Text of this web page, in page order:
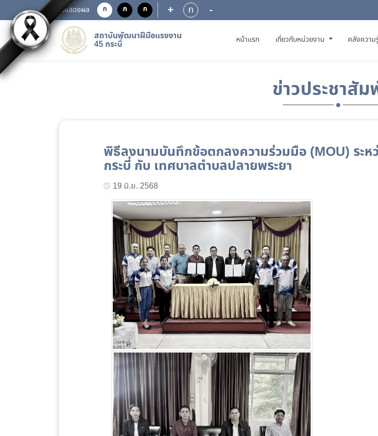
การแสดงผล ก ก ก + ก -
สถาบันพัฒนาฝีมือแรงงาน
45 กระบี่ หน้าแรก(CURRENT)
เกี่ยวกับหน่วยงาน คลังความ
ข่าวประชาสั
พิธีลงนามบันทึกข้อตกลงความร่วมมือ (MOU) ระ
กระบี่ กับ เทศบาลตำบลปลายพระยา
19 มิ.ย. 2568